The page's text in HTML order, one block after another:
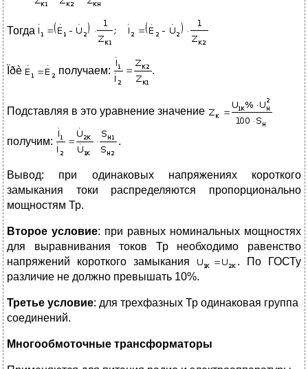
Тогда
Ïðè получаем: .
Подставляя в это уравнение значение
получим: .
Вывод: при одинаковых напряжениях короткого
замыкания токи распределяются пропорционально
мощностям Тр.
Второе условие: при равных номинальных мощностях
для выравнивания токов Тр необходимо равенство
напряжений короткого замыкания
. По ГОСТу
различие не должно превышать 10%.
Третье условие: для трехфазных Тр одинаковая группа
соединений.
Многообмоточные трансформаторы